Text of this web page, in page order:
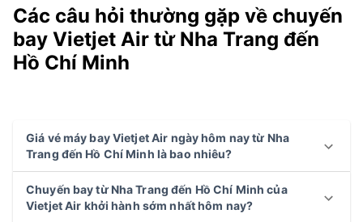
Các câu hỏi thường gặp về chuyến
bay Vietjet Air từ Nha Trang đến
Hồ Chí Minh
Giá vé máy bay Vietjet Air ngày hôm nay từ Nha
Trang đến Hồ Chí Minh là bao nhiêu?
Chuyến bay từ Nha Trang đến Hồ Chí Minh của
Vietjet Air khởi hành sớm nhất hôm nay?